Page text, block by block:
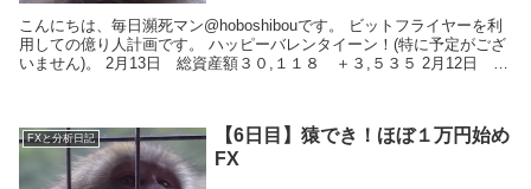
こんにちは、毎日瀕死マン@hoboshibouです。 ビットフライヤーを利
用しての億り人計画です。 ハッピーバレンタイーン！(特に予定がござ
いません)。 2月13日 総資産額３０,１１８ ＋３,５３５ 2月12日 総
FXと分析日記
【6日目】猿でき！ほぼ１万円始め
FX